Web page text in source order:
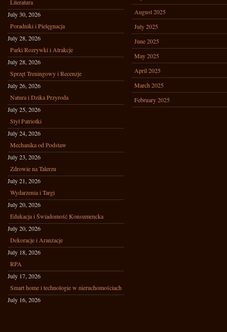
Literatura
July 30, 2026
Poradniki i Pielęgnacja
July 28, 2026
Parki Rozrywki i Atrakcje
July 28, 2026
Sprzęt Treningowy i Recenzje
July 26, 2026
Natura i Dzika Przyroda
July 25, 2026
Styl Patriotki
July 24, 2026
Mechanika od Podstaw
July 23, 2026
Zdrowie na Talerzu
July 21, 2026
Wydarzenia i Targi
July 20, 2026
Edukacja i Świadomość Konsumencka
July 20, 2026
Dekoracje i Aranżacje
July 18, 2026
RPA
July 17, 2026
Smart home i technologie w nieruchomościach
July 16, 2026
August 2025
July 2025
June 2025
May 2025
April 2025
March 2025
February 2025